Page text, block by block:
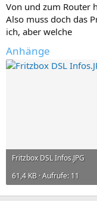
:
Von und zum Router
Also muss doch das
ich, aber welche
Anhänge
Fritzbox DSL Infos.JPG
61,4 KB · Aufrufe: 11